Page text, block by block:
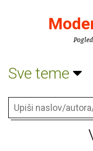
Sve teme